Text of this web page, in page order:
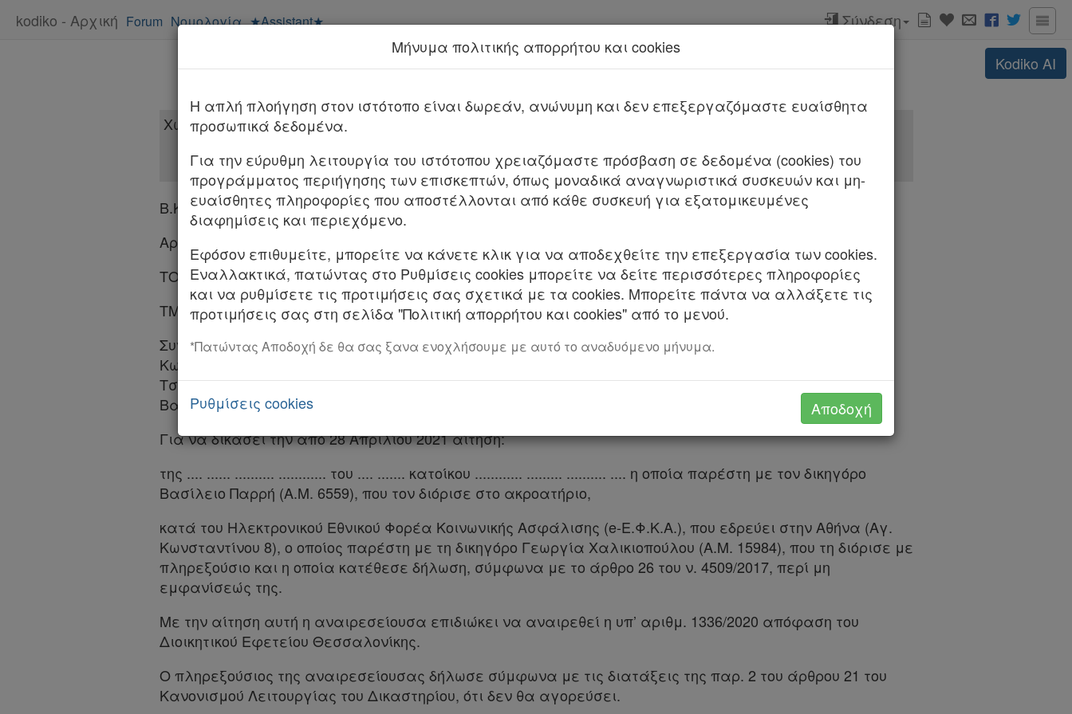
kodiko - Αρχική Forum Νομολογία ★Assistant★ Σύνδεση
Kodiko AI
Νέα υπηρεσία Kodiko Assistant.Περισσότερα
Β.Κ.
Αριθμός 920/2025
ΤΟ ΣΥΜΒΟΥΛΙΟ ΤΗΣ ΕΠΙΚΡΑΤΕΙΑΣ
ΤΜΗΜΑ Α΄
Συνεδρίασε δημόσια στο ακροατήριό του στις 5 Φεβρουαρίου 2024, με την εξής σύνθεση: Μαρίνα-Ελένη
Κωνσταντινίδου, Αντιπρόεδρος, Πρόεδρος του Α΄ Τμήματος, Χρήστος Λιάκουρας, Μαρίνα-Αλεξάνδρα
Τσακάλη, Σύμβουλοι, Χαρίκλεια Χαραλαμπίδη, Δημήτριος Τσαρούχας, Πάρεδροι. Γραμματέας η
Βασιλική Κατσιώνη.
Για να δικάσει την από 28 Απριλίου 2021 αίτηση:
της .... ...... .......... ............ του .... ....... κατοίκου ............ ......... .......... .... η οποία παρέστη με τον δικηγόρο
Βασίλειο Παρρή (Α.Μ. 6559), που τον διόρισε στο ακροατήριο,
κατά του Ηλεκτρονικού Εθνικού Φορέα Κοινωνικής Ασφάλισης (e-Ε.Φ.Κ.Α.), που εδρεύει στην Αθήνα (Αγ.
Κωνσταντίνου 8), ο οποίος παρέστη με τη δικηγόρο Γεωργία Χαλικιοπούλου (Α.Μ. 15984), που τη διόρισε με
πληρεξούσιο και η οποία κατέθεσε δήλωση, σύμφωνα με το άρθρο 26 του ν. 4509/2017, περί μη
εμφανίσεώς της.
Με την αίτηση αυτή η αναιρεσείουσα επιδιώκει να αναιρεθεί η υπ’ αριθμ. 1336/2020 απόφαση του
Διοικητικού Εφετείου Θεσσαλονίκης.
Ο πληρεξούσιος της αναιρεσείουσας δήλωσε σύμφωνα με τις διατάξεις της παρ. 2 του άρθρου 21 του
Κανονισμού Λειτουργίας του Δικαστηρίου, ότι δεν θα αγορεύσει.
Μήνυμα πολιτικής απορρήτου και cookies
H απλή πλοήγηση στον ιστότοπο είναι δωρεάν, ανώνυμη και δεν επεξεργαζόμαστε ευαίσθητα
προσωπικά δεδομένα.
Για την εύρυθμη λειτουργία του ιστότοπου χρειαζόμαστε πρόσβαση σε δεδομένα (cookies) του
προγράμματος περιήγησης των επισκεπτών, όπως μοναδικά αναγνωριστικά συσκευών και μη-
ευαίσθητες πληροφορίες που αποστέλλονται από κάθε συσκευή για εξατομικευμένες
διαφημίσεις και περιεχόμενο.
Εφόσον επιθυμείτε, μπορείτε να κάνετε κλικ για να αποδεχθείτε την επεξεργασία των cookies.
Εναλλακτικά, πατώντας στο Ρυθμίσεις cookies μπορείτε να δείτε περισσότερες πληροφορίες
και να ρυθμίσετε τις προτιμήσεις σας σχετικά με τα cookies. Μπορείτε πάντα να αλλάξετε τις
προτιμήσεις σας στη σελίδα "Πολιτική απορρήτου και cookies" από το μενού.
*Πατώντας Αποδοχή δε θα σας ξανα ενοχλήσουμε με αυτό το αναδυόμενο μήνυμα.
Ρυθμίσεις cookies Αποδοχή